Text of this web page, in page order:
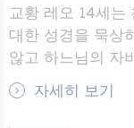
교황 레오 14세는
대한 성경을 묵상
않고 하느님의 자
자세히 보기